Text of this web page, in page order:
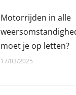
Motorrijden in alle
moet je op letten?
17/03/2025